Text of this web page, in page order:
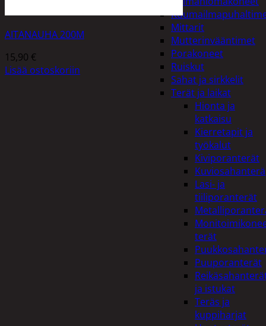
Mittarit
Mutterinvääntimet
Porakoneet
Ruiskut
Sahat ja sirkkelit
Terät ja laikat
Hionta ja
katkaisu
Kierretapit ja
työkalut
Kiviporanterät
Kuviosahanterä
Lasi- ja
tiiliporanterät
terät
Puuporanterät
ja istukat
Teräs ja
kuppiharjat
AITANAUHA 200M
15,90 €
Lisää ostoskoriin